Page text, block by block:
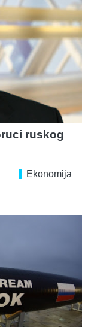
ruskog
Ekonomija